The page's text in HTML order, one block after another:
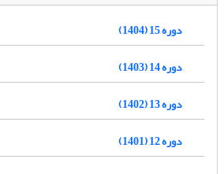
دوره 15 (1404)
دوره 14 (1403)
دوره 13 (1402)
دوره 12 (1401)